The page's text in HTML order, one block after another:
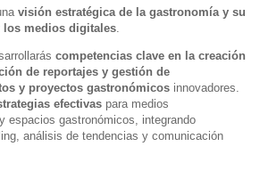
visión estratégica de la gastronomía y su
los medios digitales
competencias clave en la creación
de reportajes y gestión de
y proyectos gastronómicos innovadores.
efectivas para medios
espacios gastronómicos, integrando
análisis de tendencias y comunicación